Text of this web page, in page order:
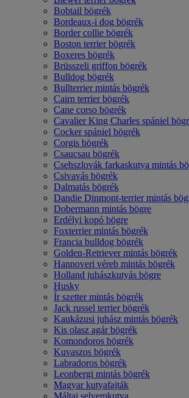
Bobtail bögrék
Bordeaux-i dog bögrék
Border collie bögrék
Boston terrier bögrék
Boxeres bögrék
Brüsszeli griffon bögrék
Bulldog bögrék
Bullterrier mintás bögrék
Cairn terrier bögrék
Cane corso bögrék
Cavalier King Charles spániel
Cocker spániel bögrék
Corgis bögrék
Csaucsau bögrék
Csehszlovák farkaskutya mintás
Csivavás bögrék
Dalmatás bögrék
Dandie Dinmont-terrier mintás
Dobermann mintás bögre
Erdélyi kopó bögre
Foxterrier mintás bögrék
Francia bulldog bögrék
Golden-Retriever mintás bögrék
Hannoveri véreb mintás bögrék
Holland juhászkutyás bögre
Husky
Ír szetter mintás bögrék
Jack russel terrier bögrék
Kaukázusi juhász mintás bögrék
Kis olasz agár bögrék
Komondoros bögrék
Kuvaszos bögrék
Labradoros bögrék
Leonbergi mintás bögrék
Magyar kutyafajták
Máltai selyemkutya